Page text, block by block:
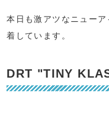
本日も激アツなニュー
着しています。
DRT "TINY